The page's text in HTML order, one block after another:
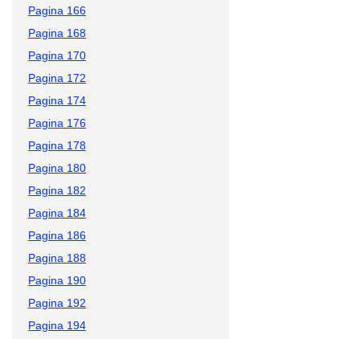
Pagina 166
Pagina 168
Pagina 170
Pagina 172
Pagina 174
Pagina 176
Pagina 178
Pagina 180
Pagina 182
Pagina 184
Pagina 186
Pagina 188
Pagina 190
Pagina 192
Pagina 194